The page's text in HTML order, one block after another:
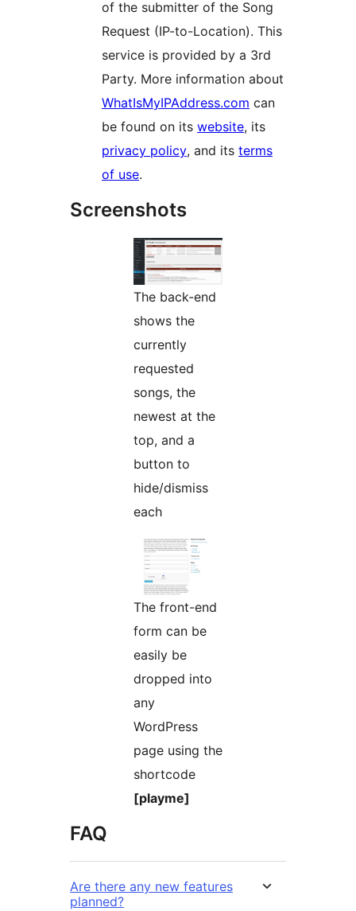
of the submitter of the Song
Request (IP-to-Location). This
service is provided by a 3rd
Party. More information about
WhatIsMyIPAddress.com can
be found on its website, its
privacy policy, and its terms
of use.
Screenshots
The back-end
shows the
currently
requested
songs, the
newest at the
top, and a
button to
hide/dismiss
each
The front-end
form can be
easily be
dropped into
any
WordPress
page using the
shortcode
[playme]
FAQ
Are there any new features
planned?